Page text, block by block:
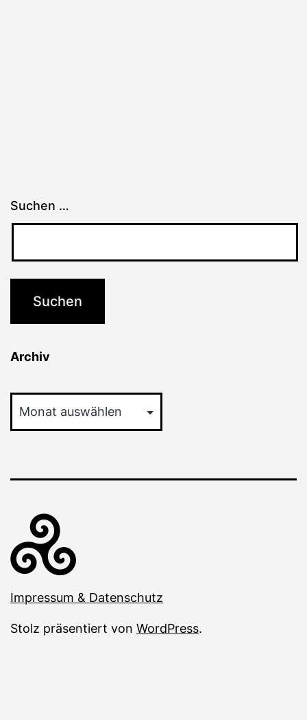
Suchen …
Archiv
Impressum & Datenschutz
Stolz präsentiert von WordPress.